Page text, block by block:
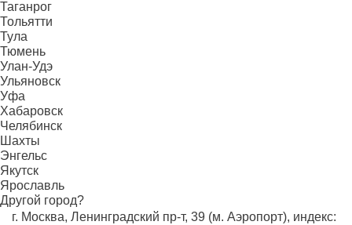
Таганрог
Тольятти
Тула
Тюмень
Улан-Удэ
Ульяновск
Уфа
Хабаровск
Челябинск
Шахты
Энгельс
Якутск
Ярославль
Другой город?
г. Москва, Ленинградский пр-т, 39 (м. Аэропорт), индекс: